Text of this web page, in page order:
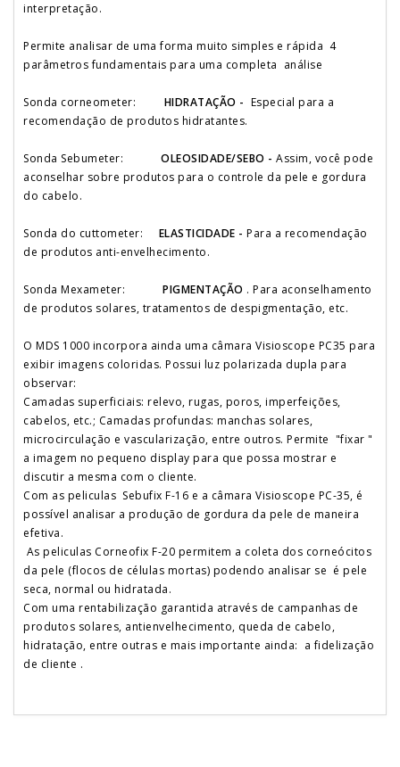
interpretação.
Permite analisar de uma forma muito simples e rápida 4
parâmetros fundamentais para uma completa análise
Sonda corneometer: HIDRATAÇÃO - Especial para a
recomendação de produtos hidratantes.
Sonda Sebumeter: OLEOSIDADE/SEBO - Assim, você pode
aconselhar sobre produtos para o controle da pele e gordura
do cabelo.
Sonda do cuttometer: ELASTICIDADE - Para a recomendação
de produtos anti-envelhecimento.
Sonda Mexameter: PIGMENTAÇÃO . Para aconselhamento
de produtos solares, tratamentos de despigmentação, etc.
O MDS 1000 incorpora ainda uma câmara Visioscope PC35 para
exibir imagens coloridas. Possui luz polarizada dupla para
observar:
Camadas superficiais: relevo, rugas, poros, imperfeições,
cabelos, etc.; Camadas profundas: manchas solares,
microcirculação e vascularização, entre outros. Permite "fixar "
a imagem no pequeno display para que possa mostrar e
discutir a mesma com o cliente.
Com as peliculas Sebufix F-16 e a câmara Visioscope PC-35, é
possível analisar a produção de gordura da pele de maneira
efetiva.
As peliculas Corneofix F-20 permitem a coleta dos corneócitos
da pele (flocos de células mortas) podendo analisar se é pele
seca, normal ou hidratada.
Com uma rentabilização garantida através de campanhas de
produtos solares, antienvelhecimento, queda de cabelo,
hidratação, entre outras e mais importante ainda: a fidelização
de cliente .